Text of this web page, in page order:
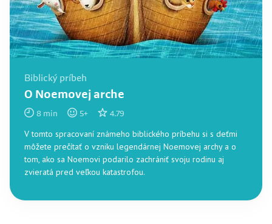
Biblický príbeh
O Noemovej arche
8 min 5+ 4.79
V tomto spracovaní známeho biblického príbehu si s deťmi
môžete prečítať o vzniku legendárnej Noemovej archy a o
tom, ako sa Noemovi podarilo zachrániť svoju rodinu aj
zvieratá pred veľkou katastrofou.